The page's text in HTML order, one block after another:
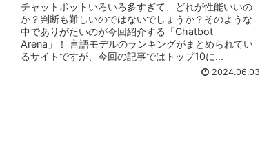
チャットボットいろいろ多すぎて、どれが性能いいの
か？判断も難しいのではないでしょうか？そのような
中でありがたいのが今回紹介する「Chatbot
Arena」！ 言語モデルのランキングがまとめられてい
るサイトですが、今回の記事ではトップ10に...
2024.06.03